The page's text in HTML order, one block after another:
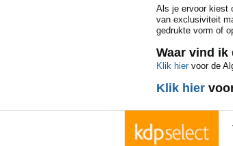
Als je ervoor kiest
van exclusiviteit
gedrukte vorm of
Waar vind ik
Klik hiervoor de
Klik hier